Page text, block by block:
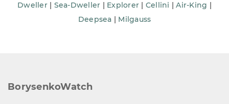
Dweller| Sea-Dweller | Explorer | Cellini |Air-King |
Deepsea | Milgauss
BorysenkoWatch